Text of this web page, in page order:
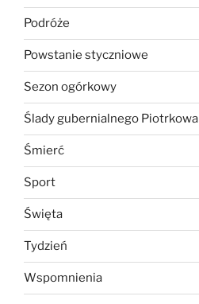
Podróże
Powstanie styczniowe
Sezon ogórkowy
Ślady gubernialnego Piotrkowa
Śmierć
Sport
Święta
Tydzień
Wspomnienia